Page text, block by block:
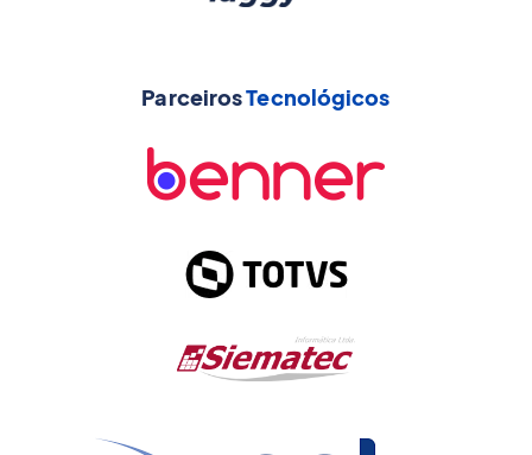
ParceirosTecnológicos